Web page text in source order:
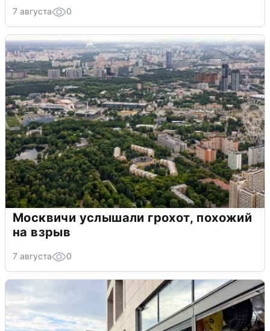
7 августа 0
Москвичи услышали грохот, похожий
на взрыв
7 августа 0